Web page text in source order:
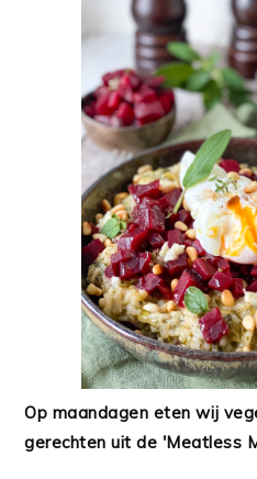
Op maandagen eten wij
gerechten uit de 'Meatless